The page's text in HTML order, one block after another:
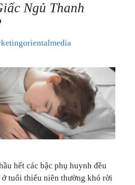
Ngủ Thanh
hết các bậc phụ huynh đều
ở tuổi thiếu niên thường khó rời